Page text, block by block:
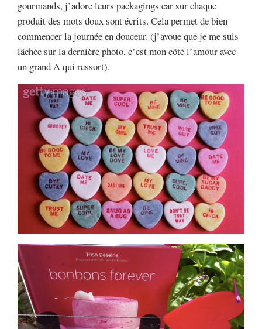
gourmands, j’adore leurs packagings car sur chaque
produit des mots doux sont écrits. Cela permet de bien
commencer la journée en douceur. (j’avoue que je me suis
lâchée sur la dernière photo, c’est mon côté l’amour avec
un grand A qui ressort).